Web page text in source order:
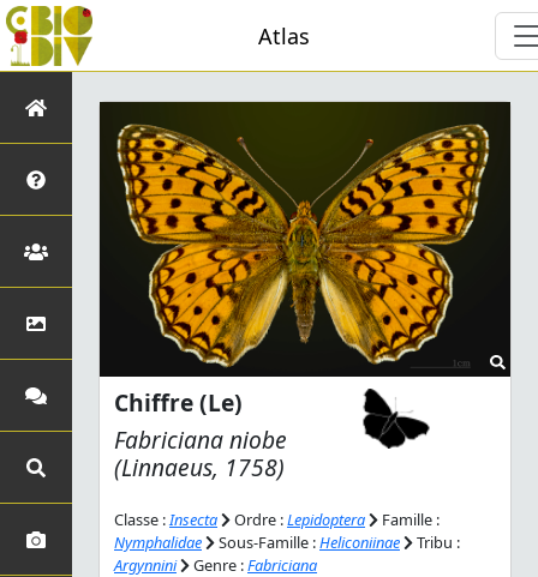
Atlas
Chiffre (Le)
Fabriciana niobe
(Linnaeus, 1758)
Classe :Insecta Ordre :Lepidoptera
Famille :
Nymphalidae
Sous-Famille :Heliconiinae
Tribu :
Argynnini
Genre :Fabriciana